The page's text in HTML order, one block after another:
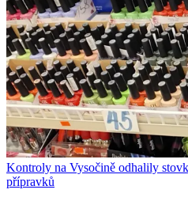
Kontroly na Vysočině odhalily
přípravků